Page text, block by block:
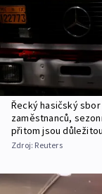
Řecký hasičský
zaměstnanců,
přitom jsou
Zdroj: Reuters